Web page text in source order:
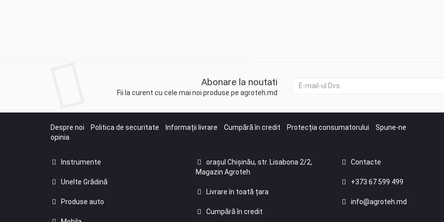
Abonare la noutati
Fii la curent cu cele mai noi produse pe agroteh.md
Despre noi Politica de securitate Informații livrare Cumpără în credit Protecția consumatorului
Spune-ne
opinia
Instrumente
Unelte Grădină
Produse auto
orașul Chișinău, str. Lisabona 2/2,
Magazin Agroteh
Livrare în toată țara
Cumpără în credit
Contacte
+373 67 599 499
info@agroteh.md